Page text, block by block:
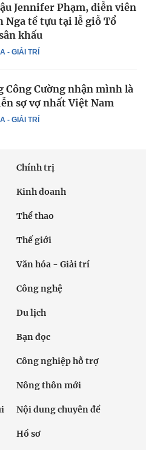
- GIẢI TRÍ
Jennifer Phạm, diễn viên
Nga tề tựu tại lễ giỗ Tổ
khấu
- GIẢI TRÍ
Công Cường nhận mình là
sợ vợ nhất Việt Nam
Chính trị
Kinh doanh
Thể thao
Thế giới
Văn hóa - Giải trí
Công nghệ
Du lịch
Bạn đọc
Công nghiệp hỗ trợ
Nông thôn mới
Nội dung chuyên đề
Hồ sơ